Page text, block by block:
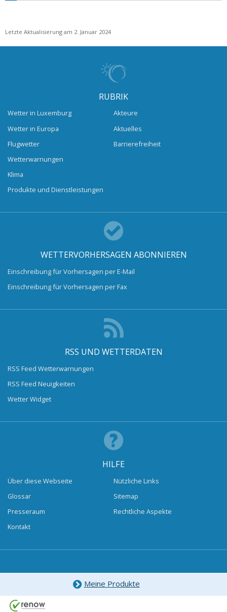
Letzte Aktualisierung am 2. Januar 2024
RUBRIK
Wetter in Luxemburg
Wetter in Europa
Flugwetter
Wetterwarnungen
Klima
Produkte und Dienstleistungen
Akteure
Aktuelles
Barrierefreiheit
WETTERVORHERSAGEN ABONNIEREN
Einschreibung für Vorhersagen per E-Mail
Einschreibung für Vorhersagen per Fax
RSS UND WETTERDATEN
RSS Feed Wetterwarnungen
RSS Feed Neuigkeiten
Wetter Widget
HILFE
Über diese Webseite
Glossar
Presseraum
Kontakt
Nützliche Links
Sitemap
Rechtliche Aspekte
Meine Produkte